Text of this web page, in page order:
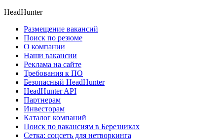
HeadHunter
Размещение вакансий
Поиск по резюме
О компании
Наши вакансии
Реклама на сайте
Требования к ПО
Безопасный HeadHunter
HeadHunter API
Партнерам
Инвесторам
Каталог компаний
Поиск по вакансиям в Березниках
Сетка: соцсеть для нетворкинга